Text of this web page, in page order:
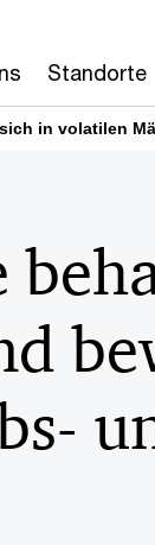
Standorte
in volatilen